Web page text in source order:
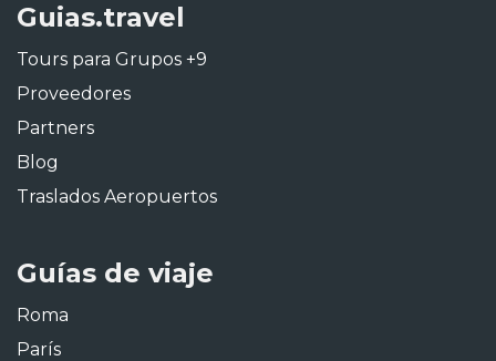
Guias.travel
Tours para Grupos +9
Proveedores
Partners
Blog
Traslados Aeropuertos
Guías de viaje
Roma
París